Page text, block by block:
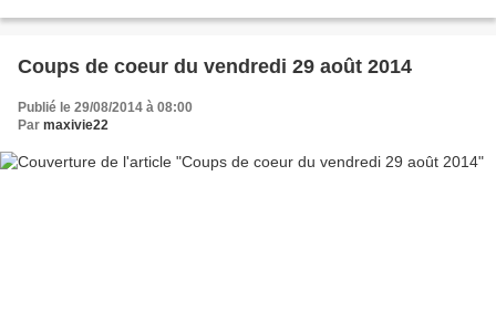
Coups de coeur du vendredi 29 août 2014
Publié le 29/08/2014 à 08:00
Par maxivie22